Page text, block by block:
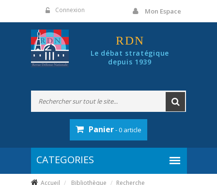
Connexion Mon Espace
RDN
Le débat stratégique
depuis 1939
Panier- 0 article
Accueil Bibliothèque Recherche